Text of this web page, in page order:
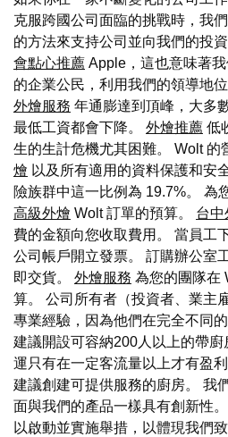
克服跨國公司面臨的挑戰時，我
的方法來支持公司並向我們的投
會點心推薦 Apple，這也意味著
的企業公民，利用我們的領導地
外燴服務 年通膨達到頂峰，大多
最低工資都會下降。 外燴推薦 低
生的生計危機尤其困難。 Wolt 的
燴 以及所有適用的資料保護和安
險族群中這一比例為 19.7%。 為
高級外燴 Wolt 訂單的預算。 台中
費的金額向您收取費用。 當員工
公司帳戶開立發票。 訂購辦公室
即交貨。 外燴服務 為您的團隊在
算。 公司所有者（投資者、業主
專業經驗，因為他們在完全不同
建議開設可容納200人以上的帶
運只有在一定客流量以上才有盈
建議創建可提供服務的廚房。 我
面與我們的產品一樣具有創新性
以啟動並實施舉措，以體現我們